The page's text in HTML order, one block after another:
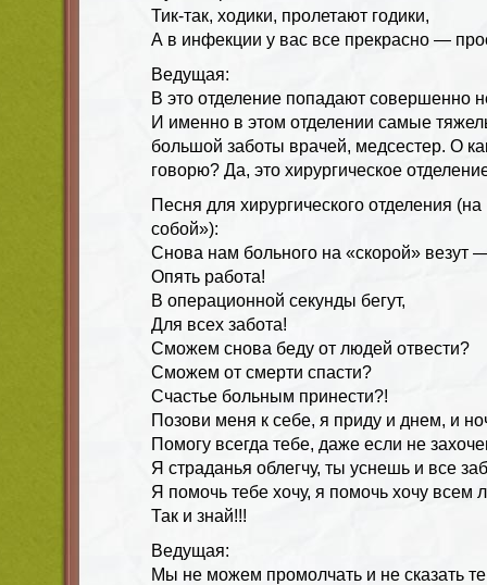
Тик-так, ходики, пролетают годики,
А в инфекции у вас все прекрасно —
Ведущая:
В это отделение попадают совершенно
И именно в этом отделении самые
большой заботы врачей, медсестер. О
говорю? Да, это хирургическое
Песня для хирургического отделения
собой»):
Снова нам больного на «скорой» везут
Опять работа!
В операционной секунды бегут,
Для всех забота!
Сможем снова беду от людей отвести?
Сможем от смерти спасти?
Счастье больным принести?!
Позови меня к себе, я приду и днем, и
Помогу всегда тебе, даже если не
Я страданья облегчу, ты уснешь и все
Я помочь тебе хочу, я помочь хочу всем
Так и знай!!!
Ведущая:
Мы не можем промолчать и не сказать